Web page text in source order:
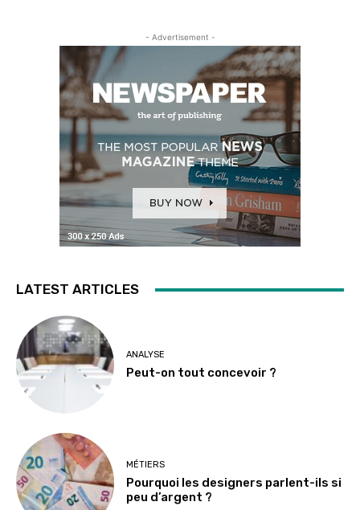
- Advertisement -
LATEST ARTICLES
ANALYSE
Peut-on tout concevoir ?
MÉTIERS
Pourquoi les designers parlent-ils si
peu d’argent ?